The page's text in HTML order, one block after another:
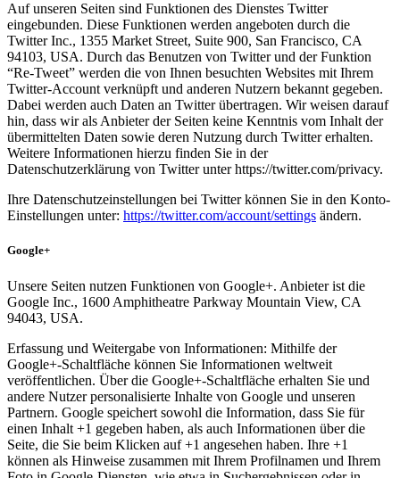
Auf unseren Seiten sind Funktionen des Dienstes Twitter
eingebunden. Diese Funktionen werden angeboten durch die
Twitter Inc., 1355 Market Street, Suite 900, San Francisco, CA
94103, USA. Durch das Benutzen von Twitter und der Funktion
“Re-Tweet” werden die von Ihnen besuchten Websites mit Ihrem
Twitter-Account verknüpft und anderen Nutzern bekannt gegeben.
Dabei werden auch Daten an Twitter übertragen. Wir weisen darauf
hin, dass wir als Anbieter der Seiten keine Kenntnis vom Inhalt der
übermittelten Daten sowie deren Nutzung durch Twitter erhalten.
Weitere Informationen hierzu finden Sie in der
Datenschutzerklärung von Twitter unter https://twitter.com/privacy.
Ihre Datenschutzeinstellungen bei Twitter können Sie in den Konto-
Einstellungen unter: https://twitter.com/account/settings ändern.
Google+
Unsere Seiten nutzen Funktionen von Google+. Anbieter ist die
Google Inc., 1600 Amphitheatre Parkway Mountain View, CA
94043, USA.
Erfassung und Weitergabe von Informationen: Mithilfe der
Google+-Schaltfläche können Sie Informationen weltweit
veröffentlichen. Über die Google+-Schaltfläche erhalten Sie und
andere Nutzer personalisierte Inhalte von Google und unseren
Partnern. Google speichert sowohl die Information, dass Sie für
einen Inhalt +1 gegeben haben, als auch Informationen über die
Seite, die Sie beim Klicken auf +1 angesehen haben. Ihre +1
können als Hinweise zusammen mit Ihrem Profilnamen und Ihrem